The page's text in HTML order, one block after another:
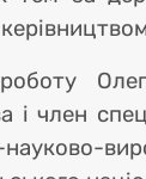
і член